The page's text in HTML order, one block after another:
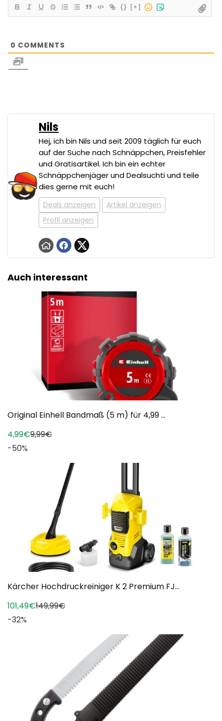
{} [+]
0 COMMENTS
Nils
Hej, ich bin Nils und seit 2009 täglich für euch
auf der Suche nach Schnäppchen, Preisfehler
und Gratisartikel. Ich bin ein echter
Schnäppchenjäger und Dealsuchti und teile
dies gerne mit euch!
Deals anzeigen
Artikel anzeigen
Profil anzeigen
Auch interessant
Original Einhell Bandmaß (5 m) für 4,99 ...
4,99€9,99€
-50%
Kärcher Hochdruckreiniger K 2 Premium FJ...
101,49€149,99€
-32%